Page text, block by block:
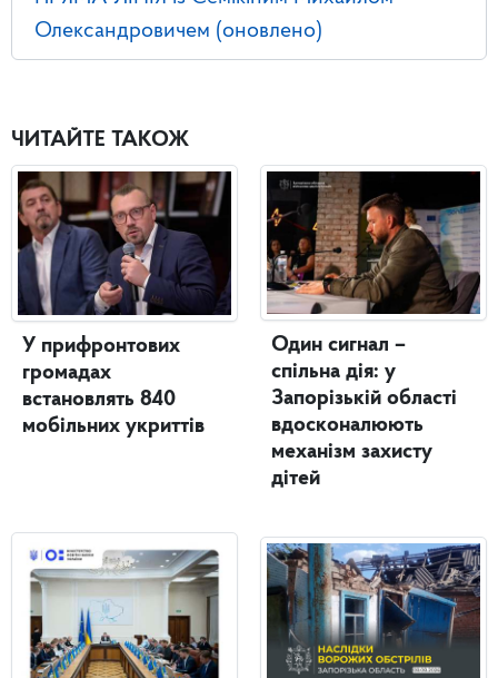
Олександровичем (оновлено)
ЧИТАЙТЕ ТАКОЖ
У прифронтових
громадах
встановлять 840
мобільних укриттів
Один сигнал –
спільна дія: у
Запорізькій області
вдосконалюють
механізм захисту
дітей